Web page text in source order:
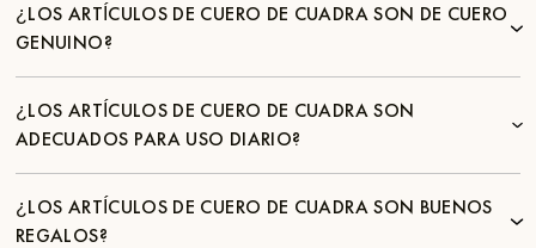
¿LOS ARTÍCULOS DE CUERO DE CUADRA SON DE CUERO
GENUINO?
¿LOS ARTÍCULOS DE CUERO DE CUADRA SON
ADECUADOS PARA USO DIARIO?
¿LOS ARTÍCULOS DE CUERO DE CUADRA SON BUENOS
REGALOS?